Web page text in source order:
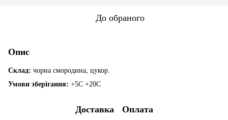
До обраного
Опис
Склад: чорна смородина, цукор.
Умови зберігання: +5С +20С
Доставка Оплата